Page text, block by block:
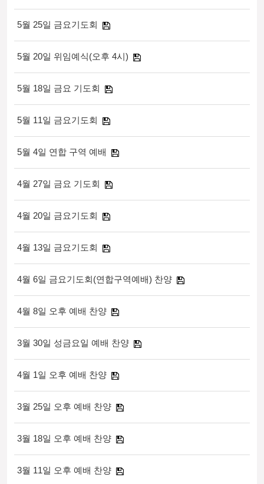
5월 25일 금요기도회
5월 20일 위임예식(오후 4시)
5월 18일 금요 기도회
5월 11일 금요기도회
5월 4일 연합 구역 예배
4월 27일 금요 기도회
4월 20일 금요기도회
4월 13일 금요기도회
4월 6일 금요기도회(연합구역예배) 찬양
4월 8일 오후 예배 찬양
3월 30일 성금요일 예배 찬양
4월 1일 오후 예배 찬양
3월 25일 오후 예배 찬양
3월 18일 오후 예배 찬양
3월 11일 오후 예배 찬양